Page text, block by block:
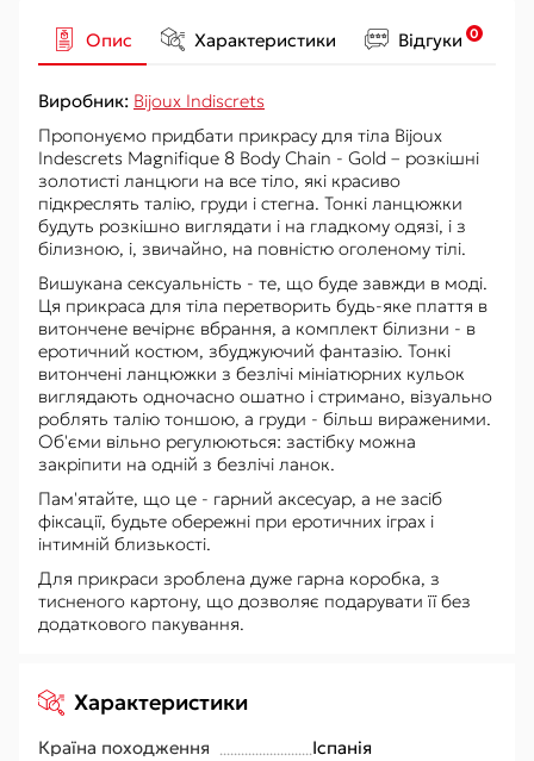
Опис Характеристики Відгуки 0
Виробник: Bijoux Indiscrets
Пропонуємо придбати прикрасу для тіла Bijoux
Indescrets Magnifique 8 Body Chain - Gold – розкішні
золотисті ланцюги на все тіло, які красиво
підкреслять талію, груди і стегна. Тонкі ланцюжки
будуть розкішно виглядати і на гладкому одязі, і з
білизною, і, звичайно, на повністю оголеному тілі.
Вишукана сексуальність - те, що буде завжди в моді.
Ця прикраса для тіла перетворить будь-яке плаття в
витончене вечірнє вбрання, а комплект білизни - в
еротичний костюм, збуджуючий фантазію. Тонкі
витончені ланцюжки з безлічі мініатюрних кульок
виглядають одночасно ошатно і стримано, візуально
роблять талію тоншою, а груди - більш вираженими.
Об'єми вільно регулюються: застібку можна
закріпити на одній з безлічі ланок.
Пам'ятайте, що це - гарний аксесуар, а не засіб
фіксації, будьте обережні при еротичних іграх і
інтимній близькості.
Для прикраси зроблена дуже гарна коробка, з
тисненого картону, що дозволяє подарувати її без
додаткового пакування.
Характеристики
Країна походження
Іспанія